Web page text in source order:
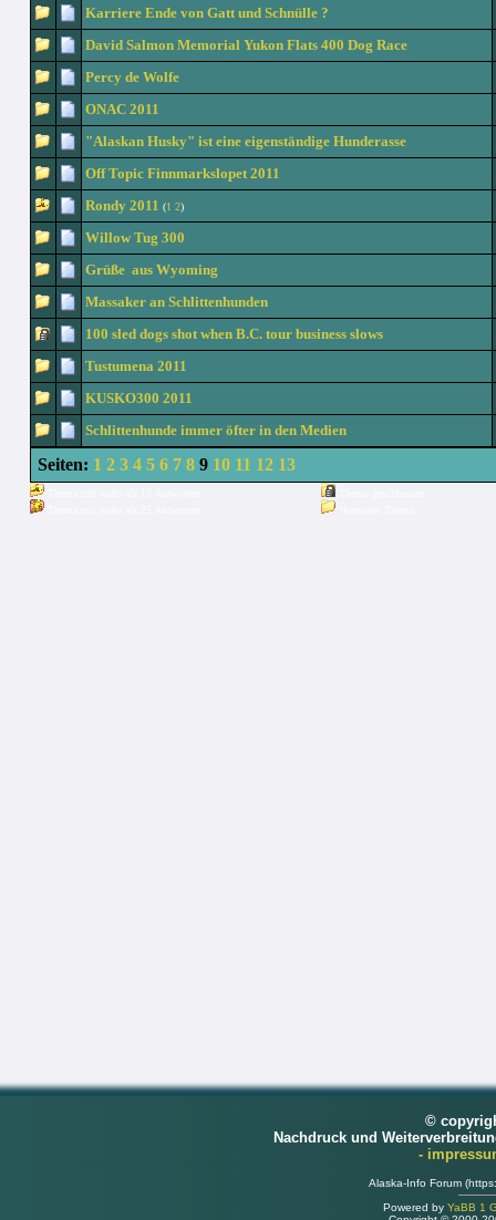
Karriere Ende von Gatt und Schnülle ?
David Salmon Memorial Yukon Flats 400 Dog Race
Percy de Wolfe
ONAC 2011
"Alaskan Husky" ist eine eigenständige Hunderasse
Off Topic Finnmarkslopet 2011
Rondy 2011 (1 2)
Willow Tug 300
Grüße aus Wyoming
Massaker an Schlittenhunden
100 sled dogs shot when B.C. tour business slows
Tustumena 2011
KUSKO300 2011
Schlittenhunde immer öfter in den Medien
Seiten: 1 2 3 4 5 6 7 89 10 11 12 13
Thema mit mehr als 15 Antworten
Thema mit mehr als 25 Antworten
Thema geschlossen
Normales Thema
©
Nachdruck und
-
Alaska-Info Forum
Powered by YaBB 1